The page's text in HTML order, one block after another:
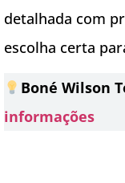
detalhada com
escolha certa
Boné Wilson
informações